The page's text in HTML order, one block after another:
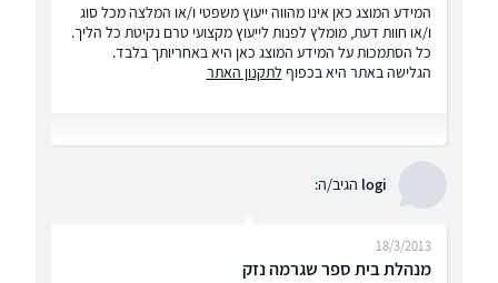
המידע המוצג כאן אינו מהווה ייעוץ משפטי ו/או המלצה מכל סוג
ו/או חוות דעת, מומלץ לפנות לייעוץ מקצועי טרם נקיטת כל הליך.
כל הסתמכות על המידע המוצג כאן היא באחריותך בלבד.
הגלישה באתר היא בכפוף לתקנון האתר
logi הגיב/ה:
מנהלת בית ספר שגרמה נזק
18/3/2013